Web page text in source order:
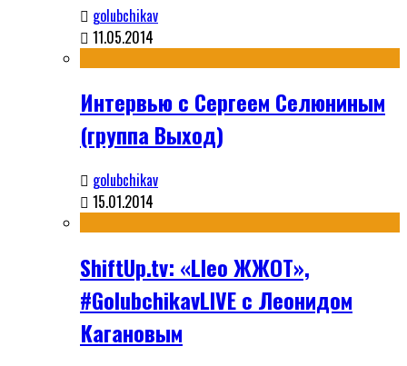
golubchikav
11.05.2014
Интервью с Сергеем Селюниным
(группа Выход)
golubchikav
15.01.2014
ShiftUp.tv: «Lleo ЖЖОТ»,
#GolubchikavLIVE с Леонидом
Кагановым